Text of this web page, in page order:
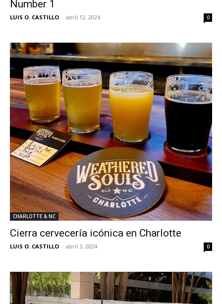
Number 1
LUIS O. CASTILLO - abril 12, 2024 0
CHARLOTTE & NC
Cierra cervecería icónica en Charlotte
LUIS O. CASTILLO - abril 3, 2024 0